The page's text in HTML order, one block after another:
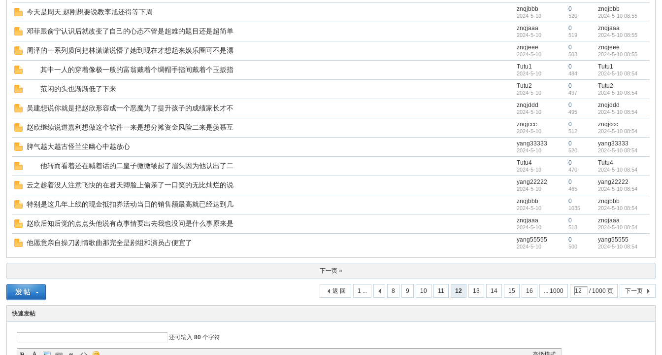
uz!
今天是周天,赵刚想要说教李旭还得等下周 znqjbbb
2024-5-10
0
520
znqjbbb
2024-5-10 08:55
邓菲跟俞宁认识后就改变了自己的心态不管是超难的题目还是超简单 znqjaaa
2024-5-10
0
519
znqjaaa
2024-5-10 08:55
周泽的一系列质问把林潇潇说懵了她到现在才想起来娱乐圈可不是漂 znqjeee
2024-5-10
0
503
znqjeee
2024-5-10 08:55
其中一人的穿着像极一般的富翁戴着个绸帽手指间戴着个玉扳指 Tutu1
2024-5-10
0
484
Tutu1
2024-5-10 08:54
范闲的头也渐渐低了下来 Tutu2
2024-5-10
0
497
Tutu2
2024-5-10 08:54
吴建想说你就是把赵欣形容成一个恶魔为了提升孩子的成绩家长才不 znqjddd
2024-5-10
0
495
znqjddd
2024-5-10 08:54
赵欣继续说道嘉利想做这个软件一来是想分摊资金风险二来是羡慕互 znqjccc
2024-5-10
0
512
znqjccc
2024-5-10 08:54
脾气越大越古怪兰尘幽心中越放心 yang33333
2024-5-10
0
520
yang33333
2024-5-10 08:54
他转而看着还在喊着话的二皇子微微皱起了眉头因为他认出了二 Tutu4
2024-5-10
0
470
Tutu4
2024-5-10 08:54
云之趁着没人注意飞快的在君天卿脸上偷亲了一口笑的无比灿烂的说 yang22222
2024-5-10
0
465
yang22222
2024-5-10 08:54
特别是这几年上线的现金抵扣券活动当日的销售额最高就已经达到几 znqjbbb
2024-5-10
0
1035
znqjbbb
2024-5-10 08:54
赵欣后知后觉的点点头他说有点事情要出去我也没问是什么事原来是 znqjaaa
2024-5-10
0
518
znqjaaa
2024-5-10 08:54
他愿意亲自操刀剧情歌曲那完全是剧组和演员占便宜了 yang55555
2024-5-10
0
500
yang55555
2024-5-10 08:54
下一页 »
1 ... 8 9 10 11 12 13 14 15 16 ... 1000 / 1000 页 下一页
返 回
快速发帖
还可输入80 个字符